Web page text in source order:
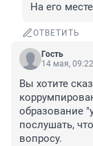
На его
ОТВЕТИТЬ
Гость
14 мая, 09:22
Вы хотите
образование
послушать,
вопросу.